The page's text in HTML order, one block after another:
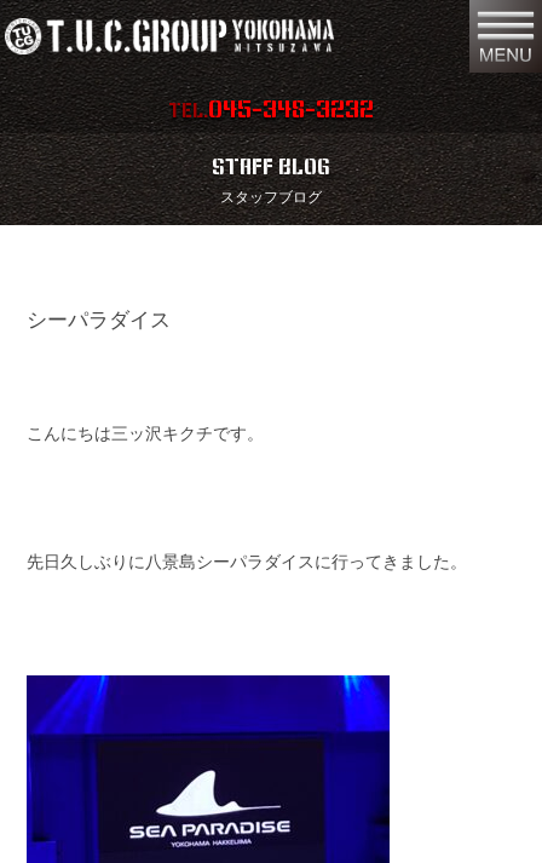
TEL.045-348-3232
在庫車両情報 店舗情報
保証内容 地図
スタッフ紹介
買取無料査定
STAFF BLOG
スタッフブログ
シーパラダイス
こんにちは三ッ沢キクチです。
先日久しぶりに八景島シーパラダイスに行ってきました。